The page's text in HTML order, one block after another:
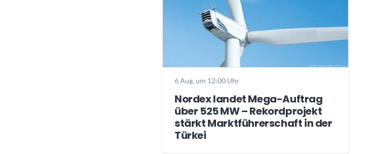
6 Aug. um 12:00 Uhr
Nordex landet Mega-Auftrag
über 525 MW – Rekordprojekt
stärkt Marktführerschaft in der
Türkei